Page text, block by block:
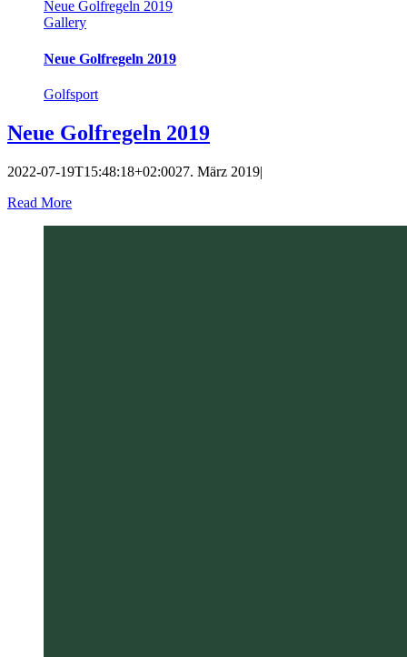
Neue Golfregeln 2019
Gallery
Neue Golfregeln 2019
Golfsport
Neue Golfregeln 2019
2022-07-19T15:48:18+02:0027. März 2019|
Read More